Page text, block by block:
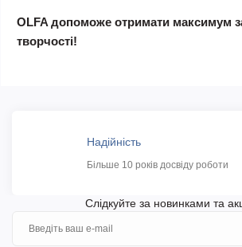
OLFA допоможе отримати максимум
творчості!
Надійність
Більше 10 років досвіду роботи
Слідкуйте за новинками та